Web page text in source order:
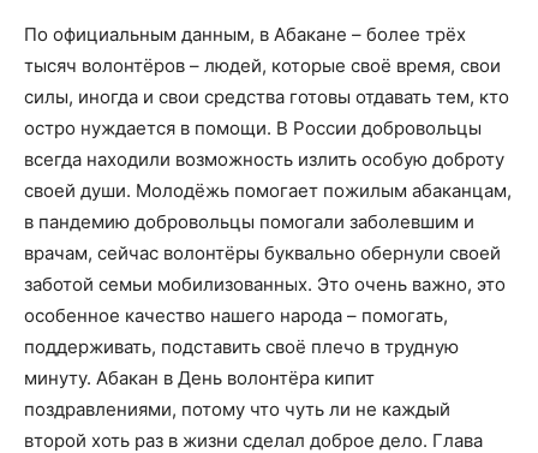
По официальным данным, в Абакане – более трёх
тысяч волонтёров – людей, которые своё время, свои
силы, иногда и свои средства готовы отдавать тем, кто
остро нуждается в помощи. В России добровольцы
всегда находили возможность излить особую доброту
своей души. Молодёжь помогает пожилым абаканцам,
в пандемию добровольцы помогали заболевшим и
врачам, сейчас волонтёры буквально обернули своей
заботой семьи мобилизованных. Это очень важно, это
особенное качество нашего народа – помогать,
поддерживать, подставить своё плечо в трудную
минуту. Абакан в День волонтёра кипит
поздравлениями, потому что чуть ли не каждый
второй хоть раз в жизни сделал доброе дело. Глава